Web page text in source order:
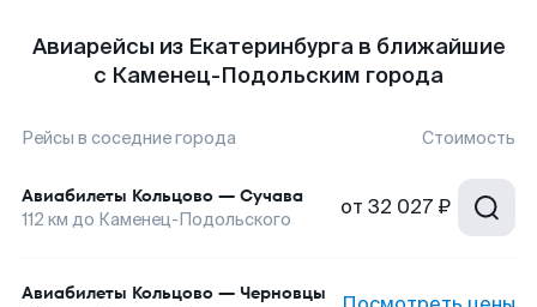
Авиарейсы из Екатеринбурга в ближайшие
с Каменец-Подольским города
Рейсы в соседние города Стоимость
Авиабилеты Кольцово — Сучава
112 км до Каменец-Подольского от 32 027 ₽
Авиабилеты Кольцово — Черновцы